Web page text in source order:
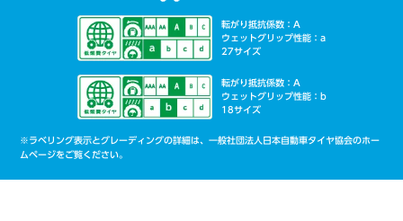
転がり抵抗係数：A
ウェットグリップ性能：a
27サイズ
転がり抵抗係数：A
ウェットグリップ性能：b
18サイズ
※ラベリング表示とグレーディングの詳細は、一般社団法人日本自動車タイヤ協会のホー
ムページをご覧ください。